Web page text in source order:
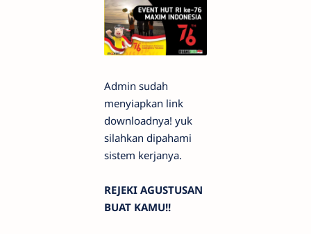
Admin sudah
menyiapkan link
downloadnya! yuk
silahkan dipahami
sistem kerjanya.
REJEKI AGUSTUSAN
BUAT KAMU!!